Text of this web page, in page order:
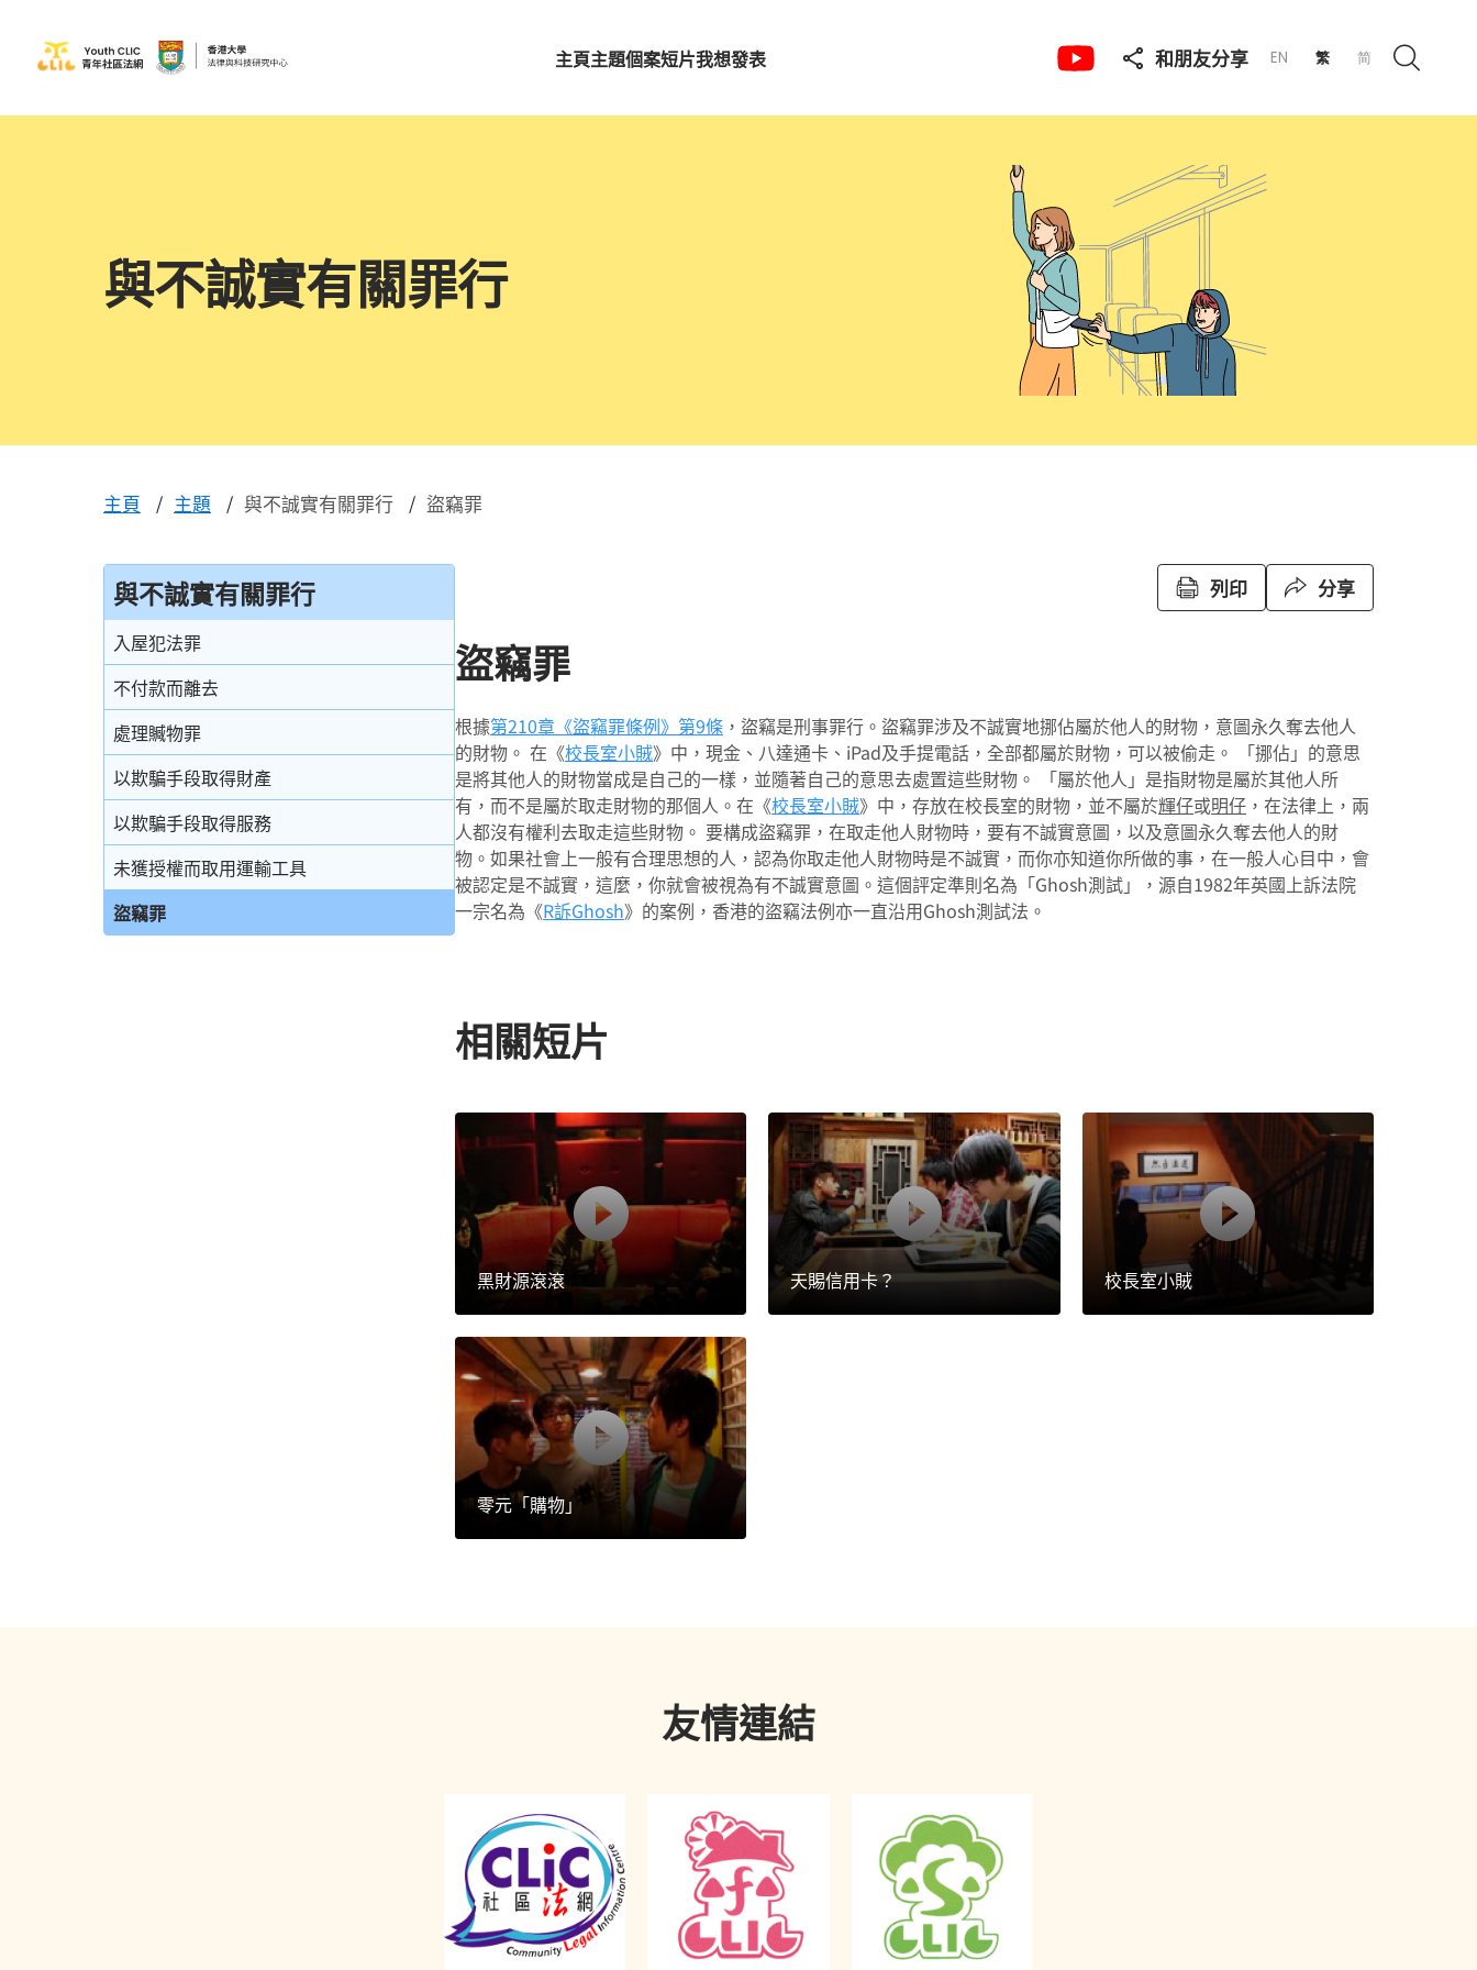
主頁主題個案短片我想發表 和朋友分享 简
繁
EN
與不誠實有關罪行
主頁 主題 與不誠實有關罪行 盜竊罪
與不誠實有關罪行
入屋犯法罪
不付款而離去
處理贓物罪
以欺騙手段取得財產
以欺騙手段取得服務
未獲授權而取用運輸工具
盜竊罪
列印 分享
盜竊罪
根據第210章《盜竊罪條例》 第9條 ，盜竊是刑事罪行。盜竊罪涉及不誠實地挪佔屬於他人的財物，意圖永久奪去他人
的財物。 在《校長室小賊》中，現金、八達通卡、iPad及手提電話，全部都屬於財物，可以被偷走。 「挪佔」的意思
是將其他人的財物當成是自己的一樣，並隨著自己的意思去處置這些財物。 「屬於他人」是指財物是屬於其他人所
有，而不是屬於取走財物的那個人。在《校長室小賊》中，存放在校長室的財物，並不屬於輝仔或明仔 ，在法律上，兩
人都沒有權利去取走這些財物。 要構成盜竊罪，在取走他人財物時，要有不誠實意圖，以及意圖永久奪去他人的財
物。如果社會上一般有合理思想的人，認為你取走他人財物時是不誠實，而你亦知道你所做的事，在一般人心目中，會
被認定是不誠實，這麼，你就會被視為有不誠實意圖。這個評定準則名為「Ghosh測試」，源自1982年英國上訴法院
一宗名為《R訴Ghosh》的案例，香港的盜竊法例亦一直沿用Ghosh測試法。
相關短片
黑財源滾滾 天賜信用卡？ 校長室小賊
零元「購物」
友情連結